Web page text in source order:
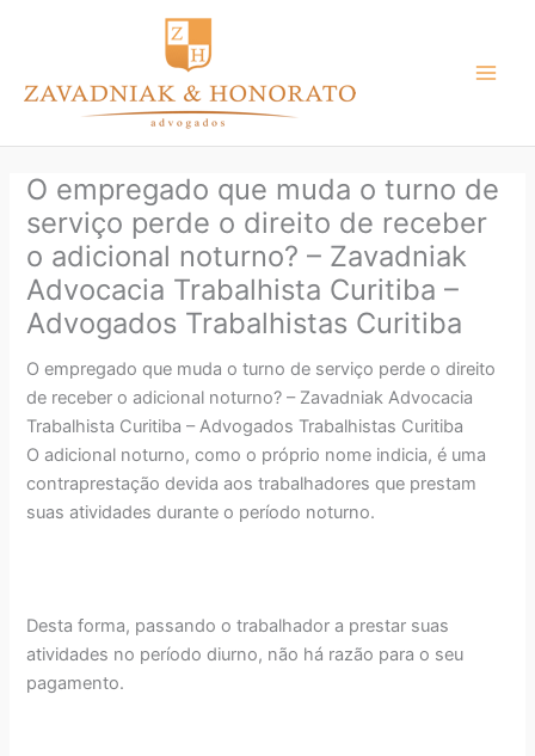
conteúdo
O empregado que muda o turno de
serviço perde o direito de receber
o adicional noturno? – Zavadniak
Advocacia Trabalhista Curitiba –
Advogados Trabalhistas Curitiba
O empregado que muda o turno de serviço perde o direito
de receber o adicional noturno? – Zavadniak Advocacia
Trabalhista Curitiba – Advogados Trabalhistas Curitiba
O adicional noturno, como o próprio nome indicia, é uma
contraprestação devida aos trabalhadores que prestam
suas atividades durante o período noturno.
Desta forma, passando o trabalhador a prestar suas
atividades no período diurno, não há razão para o seu
pagamento.